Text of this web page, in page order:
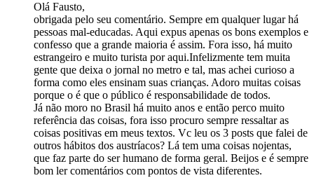
Olá Fausto,
obrigada pelo seu comentário. Sempre em qualquer lugar há
pessoas mal-educadas. Aqui expus apenas os bons exemplos e
confesso que a grande maioria é assim. Fora isso, há muito
estrangeiro e muito turista por aqui.Infelizmente tem muita
gente que deixa o jornal no metro e tal, mas achei curioso a
forma como eles ensinam suas crianças. Adoro muitas coisas
porque o é que o público é responsabilidade de todos.
Já não moro no Brasil há muito anos e então perco muito
referência das coisas, fora isso procuro sempre ressaltar as
coisas positivas em meus textos. Vc leu os 3 posts que falei de
outros hábitos dos austríacos? Lá tem uma coisas nojentas,
que faz parte do ser humano de forma geral. Beijos e é sempre
bom ler comentários com pontos de vista diferentes.